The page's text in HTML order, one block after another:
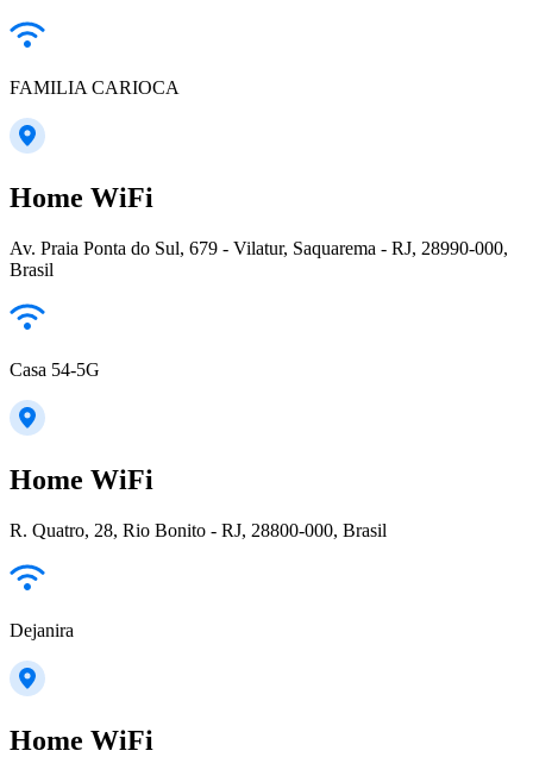
FAMILIA CARIOCA
Home WiFi
Av. Praia Ponta do Sul, 679 - Vilatur, Saquarema - RJ, 28990-000,
Brasil
Casa 54-5G
Home WiFi
R. Quatro, 28, Rio Bonito - RJ, 28800-000, Brasil
Dejanira
Home WiFi